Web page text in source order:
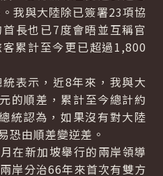
我與大陸除已簽署23項協
長也已7度會晤並互稱官
累計至今更已超過1,800
表示，近8年來，我與大
的順差，累計至今總計約
統認為，如果沒有對大陸
恐由順差變逆差。
新加坡舉行的兩岸領導
岸分治66年來首次有雙方